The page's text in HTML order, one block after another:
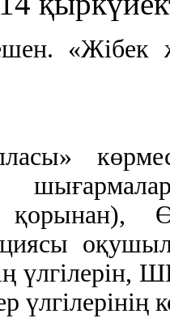
«Жібек